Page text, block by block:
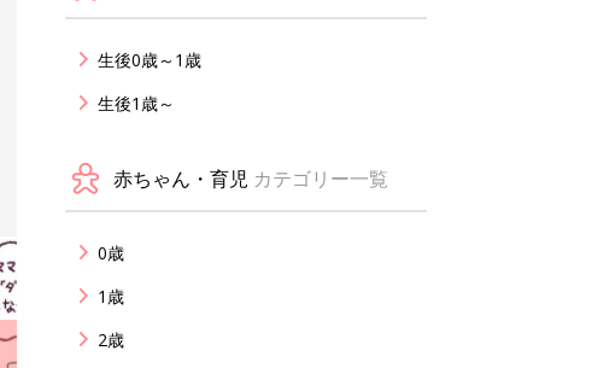
生後0歳～1歳
生後1歳～
赤ちゃん・育児 カテゴリー一覧
0歳
1歳
2歳